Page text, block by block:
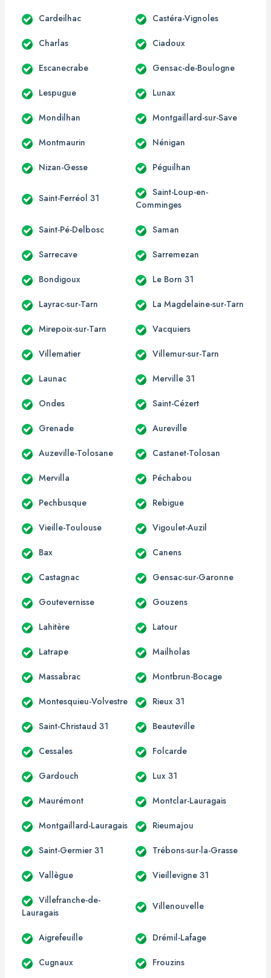
Cardeilhac Castéra-Vignoles
Charlas Ciadoux
Escanecrabe Gensac-de-Boulogne
Lespugue Lunax
Mondilhan Montgaillard-sur-Save
Montmaurin Nénigan
Nizan-Gesse Péguilhan
Saint-Ferréol 31
Saint-Loup-en-
Comminges
Saint-Pé-Delbosc Saman
Sarrecave Sarremezan
Bondigoux Le Born 31
Layrac-sur-Tarn La Magdelaine-sur-Tarn
Mirepoix-sur-Tarn Vacquiers
Villematier Villemur-sur-Tarn
Launac Merville 31
Ondes Saint-Cézert
Grenade Aureville
Auzeville-Tolosane Castanet-Tolosan
Mervilla Péchabou
Pechbusque Rebigue
Vieille-Toulouse Vigoulet-Auzil
Bax Canens
Castagnac Gensac-sur-Garonne
Goutevernisse Gouzens
Lahitère Latour
Latrape Mailholas
Massabrac Montbrun-Bocage
Montesquieu-Volvestre Rieux 31
Saint-Christaud 31 Beauteville
Cessales Folcarde
Gardouch Lux 31
Maurémont Montclar-Lauragais
Montgaillard-Lauragais Rieumajou
Saint-Germier 31 Trébons-sur-la-Grasse
Vallègue Vieillevigne 31
Villefranche-de-
Lauragais
Villenouvelle
Aigrefeuille Drémil-Lafage
Cugnaux Frouzins